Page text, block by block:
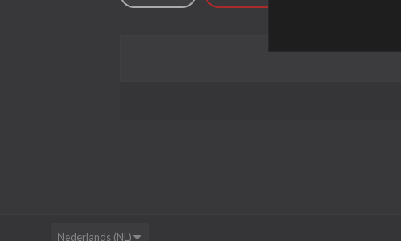
Nederlands (NL)